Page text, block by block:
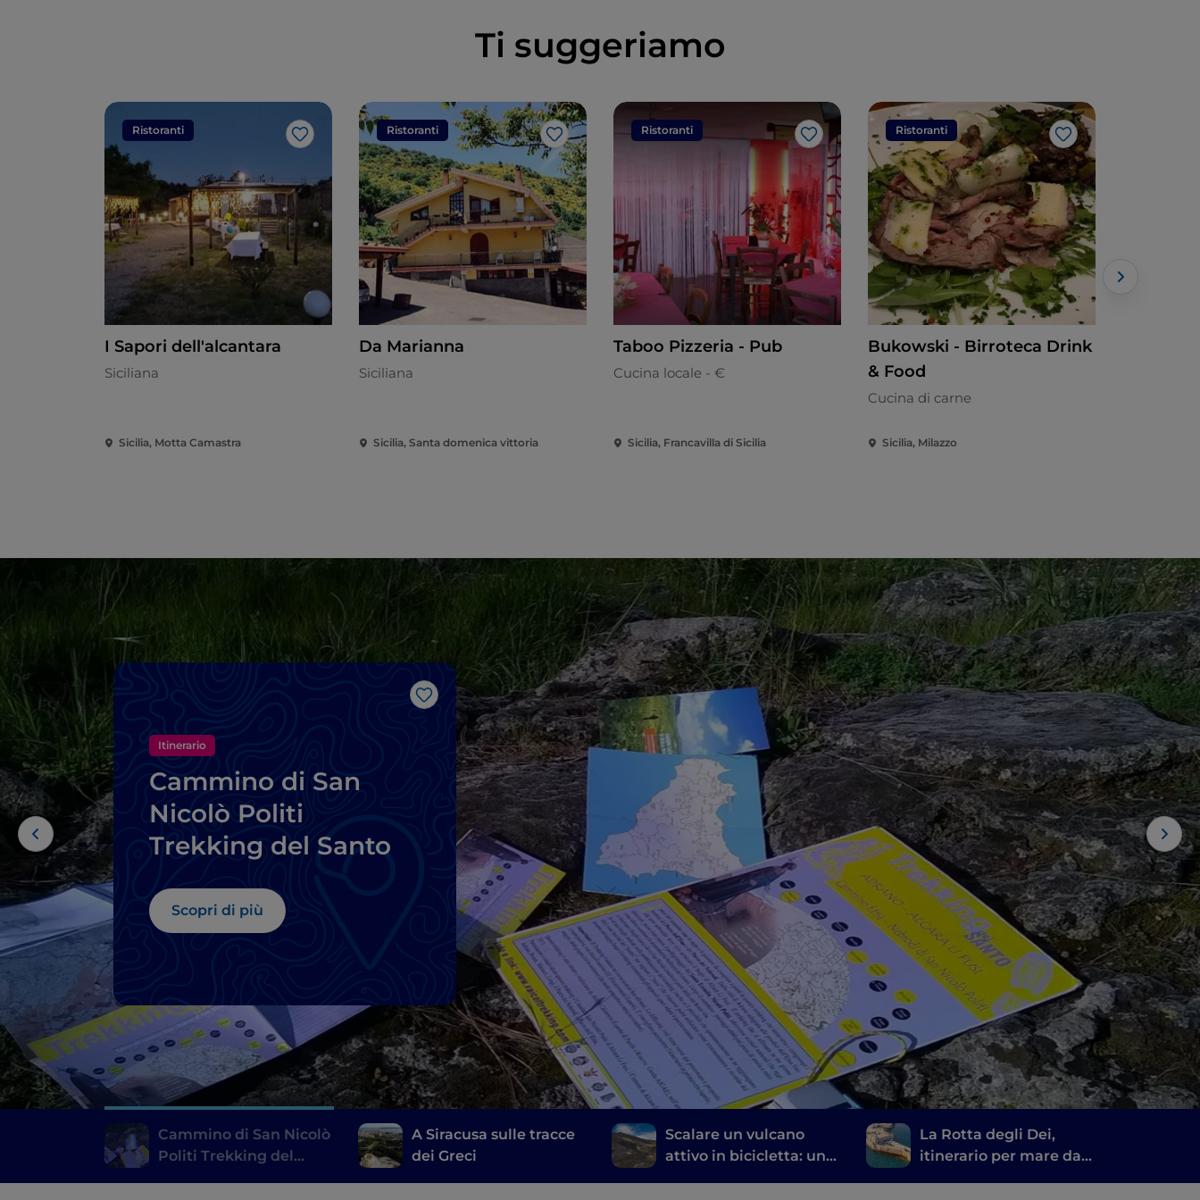
Ti suggeriamo
Ristoranti
Like
I Sapori dell'alcantara
Siciliana
Sicilia, Motta Camastra
Ristoranti
Like
Da Marianna
Siciliana
Sicilia, Santa domenica vittoria
Ristoranti
Like
Taboo Pizzeria - Pub
Cucina locale - €
Sicilia, Francavilla di Sicilia
Ristoranti
Like
Bukowski - Birroteca Drink
& Food
Cucina di carne
Sicilia, Milazzo
Like
Itinerario
Cammino di San
Nicolò Politi
Trekking del Santo
Scopri di più
Cammino di San Nicolò
Politi Trekking del
A Siracusa sulle tracce
dei Greci
Scalare un vulcano
attivo in bicicletta: un
La Rotta degli Dei,
itinerario per mare da